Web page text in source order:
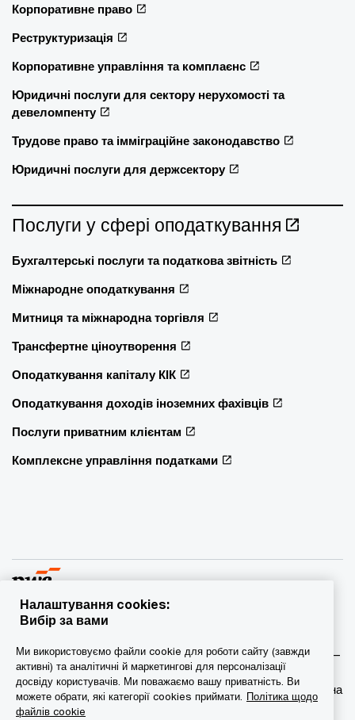
Корпоративне право
Реструктуризація
Корпоративне управління та комплаєнс
Юридичні послуги для сектору нерухомості та
девеломпенту
Трудове право та імміграційне законодавство
Юридичні послуги для держсектору
Послуги у сфері оподаткування
Бухгалтерські послуги та податкова звітність
Міжнародне оподаткування
Митниця та міжнародна торгівля
Трансфертне ціноутворення
Оподаткування капіталу КІК
Оподаткування доходів іноземних фахівців
Послуги приватним клієнтам
Комплексне управління податками
учасник/фірми-учасниці мережі PwC, а в деяких випадках –
міжнародна мережа PwC. Кожна фірма мережі є
самостійною юридичною особою. Докладніша інформація на
веб-сторінці www.pwc.com/structure.
Налаштування cookies:
Вибір за вами
Ми використовуємо файли cookie для роботи сайту (завжди
активні) та аналітичні й маркетингові для персоналізації
досвіду користувачів. Ми поважаємо вашу приватність. Ви
можете обрати, які категорії cookies приймати. Політика щодо
файлів cookie